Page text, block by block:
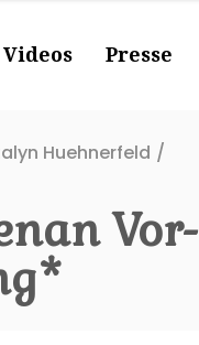
Videos Presse
Huehnerfeld /
Vor-